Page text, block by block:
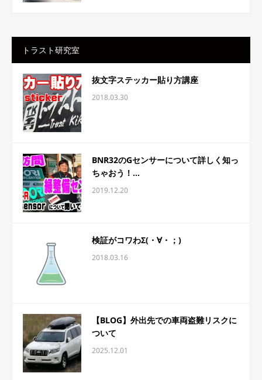
トラスト研究室
抜文字ステッカー貼り方講座
2018.03.30
BNR32のGセンサーについて詳しく知っ
ちゃおう！...
2019.12.20
検証がコワわΣ(・∀・；)
2018.03.16
【BLOG】外出先での車両盗難リスクに
ついて
2025.12.01